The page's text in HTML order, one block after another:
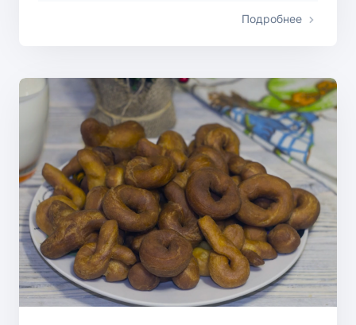
Подробнее